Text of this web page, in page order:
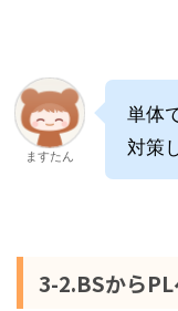
ますたん
単体
対策
3-2.BSから